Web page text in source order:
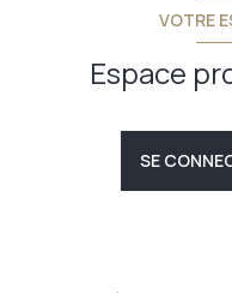
VOTRE
Espace
SE